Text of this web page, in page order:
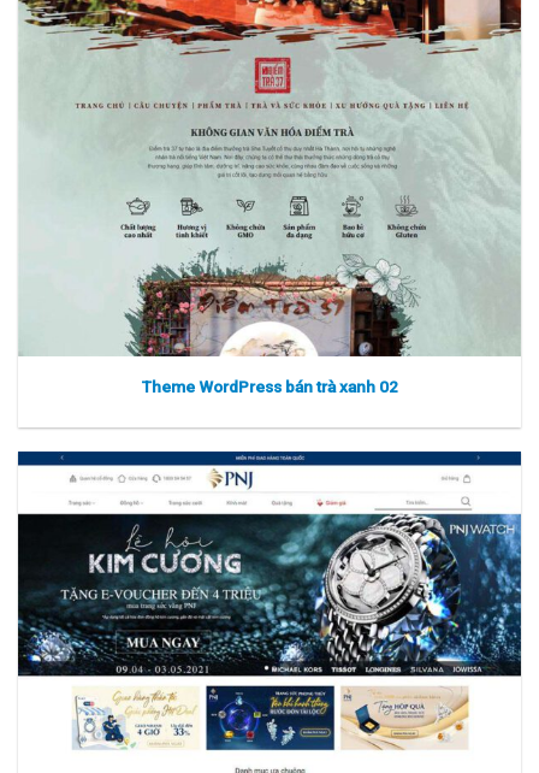
Xem thực tế Xem chi tiết
Xem thực tế Xem chi tiết
Theme WordPress bán trà xanh 02